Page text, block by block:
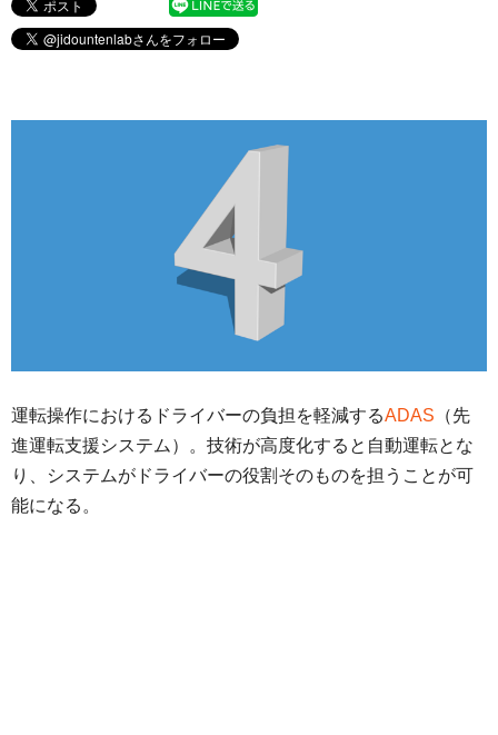
運転操作におけるドライバーの負担を軽減するADAS （先
進運転支援システム）。技術が高度化すると自動運転とな
り、システムがドライバーの役割そのものを担うことが可
能になる。